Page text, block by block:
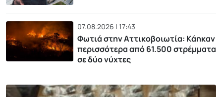
07.08.2026 | 17:43
Φωτιά στην Αττικοβοιωτία: Kάηκαν
περισσότερα από 61.500 στρέμματα
σε δύο νύχτες